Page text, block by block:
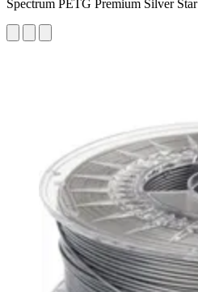
Spectrum PETG Premium Silver Star